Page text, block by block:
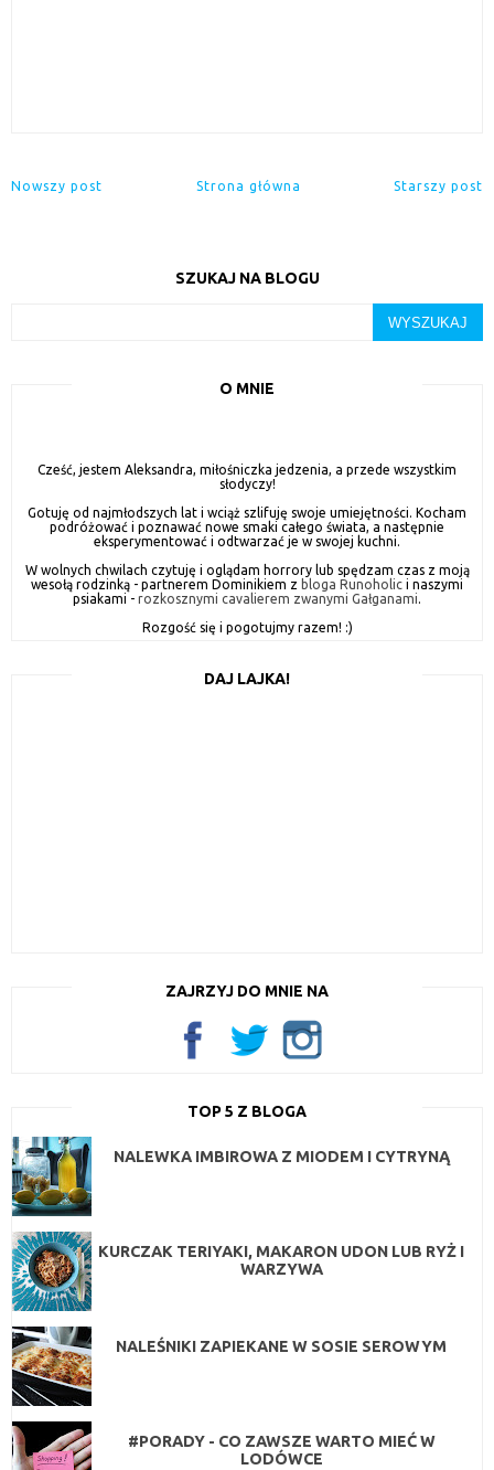
Nowszy post Starszy post
Strona główna
SZUKAJ NA BLOGU
O MNIE
Cześć, jestem Aleksandra, miłośniczka jedzenia, a przede wszystkim
słodyczy!
Gotuję od najmłodszych lat i wciąż szlifuję swoje umiejętności. Kocham
podróżować i poznawać nowe smaki całego świata, a następnie
eksperymentować i odtwarzać je w swojej kuchni.
W wolnych chwilach czytuję i oglądam horrory lub spędzam czas z moją
wesołą rodzinką - partnerem Dominikiem z bloga Runoholic i naszymi
psiakami - rozkosznymi cavalierem zwanymi Gałganami.
Rozgość się i pogotujmy razem! :)
DAJ LAJKA!
ZAJRZYJ DO MNIE NA
TOP 5 Z BLOGA
NALEWKA IMBIROWA Z MIODEM I CYTRYNĄ
KURCZAK TERIYAKI, MAKARON UDON LUB RYŻ I
WARZYWA
NALEŚNIKI ZAPIEKANE W SOSIE SEROWYM
#PORADY - CO ZAWSZE WARTO MIEĆ W
LODÓWCE